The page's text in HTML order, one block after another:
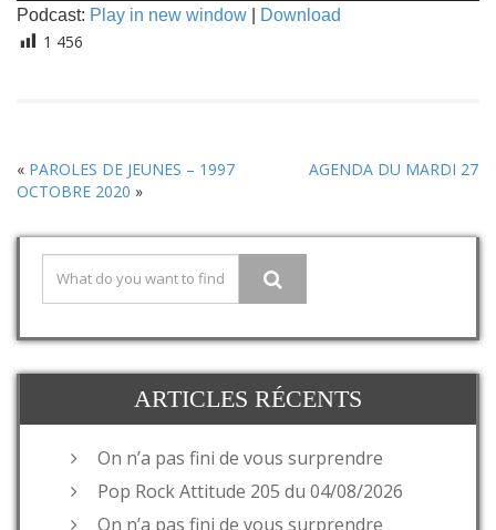
Podcast: Play in new window Download
1 456
« PAROLES DE JEUNES – 1997
AGENDA DU MARDI 27
OCTOBRE 2020 »
ARTICLES RÉCENTS
On n’a pas fini de vous surprendre
Pop Rock Attitude 205 du 04/08/2026
On n’a pas fini de vous surprendre